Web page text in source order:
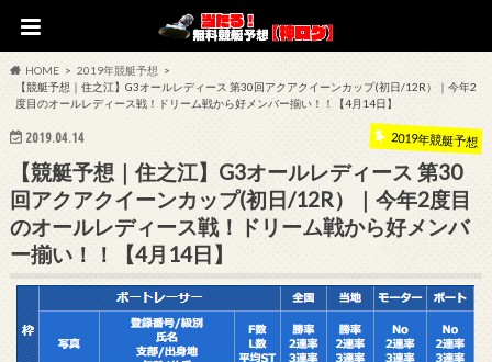
HOME
2019年競艇予想
【競艇予想｜住之江】G3オールレディース 第30回アクアクイーンカップ(初日/12R）｜今年2
度目のオールレディース戦！ドリーム戦から好メンバー揃い！！【4月14日】
2019.04.14 2019年競艇予想
【競艇予想｜住之江】G3オールレディース 第30
回アクアクイーンカップ(初日/12R）｜今年2度目
のオールレディース戦！ドリーム戦から好メンバ
ー揃い！！【4月14日】